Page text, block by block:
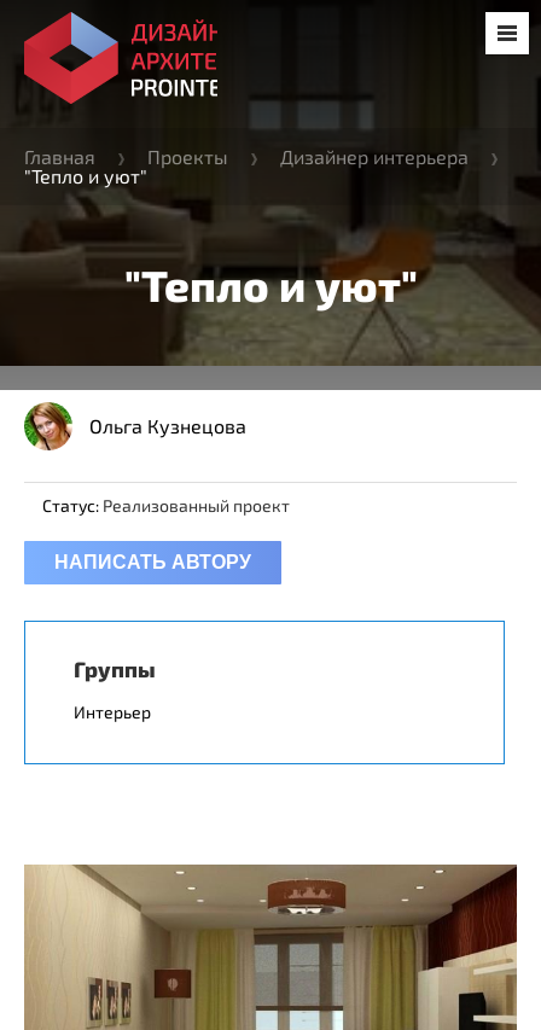
Главная Проекты
Дизайнер интерьера
"Тепло и уют"
"Тепло и уют"
Ольга Кузнецова
Статус: Реализованный проект
НАПИСАТЬ АВТОРУ
Группы
Интерьер